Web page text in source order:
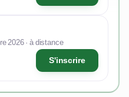
2026 · à distance
S'inscrire